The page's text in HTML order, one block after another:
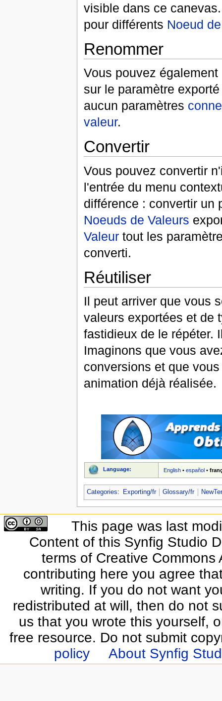
visible dans ce
pour différents Noeud
Renommer
Vous pouvez
sur le paramètre
aucun paramètres
valeur.
Convertir
Vous pouvez convertir
l'entrée du menu
différence : convertir un
Noeuds de Valeurs
Valeurtout les
converti.
Réutiliser
Il peut arriver que vous
valeurs exportées et de
fastidieux de le répéter.
Imaginons que vous
conversions et que
animation déjà réalisée.
Language: English •español •
Categories: Exporting/fr Glossary/fr
This page was last
Content of this Synfig Studio
terms of Creative
contributing here you agree
writing. If you do not want
redistributed at will, then do not
us that you wrote this yourself,
free resource. Do not submit
policy
About Synfig